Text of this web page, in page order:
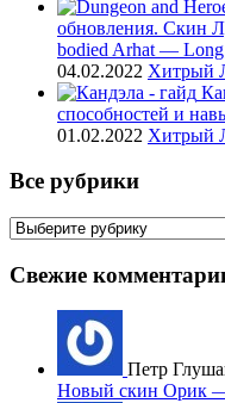
обновления. Скин
bodied Arhat —
04.02.2022 Хитрый
способностей и
01.02.2022 Хитрый
Все рубрики
Все
Свежие
Петр
Новый скин Орик